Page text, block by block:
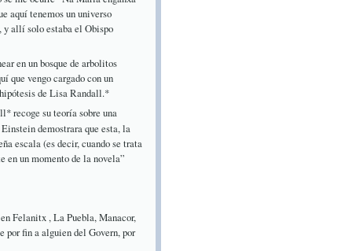
aquí tenemos un universo
y allí solo estaba el Obispo
en un bosque de arbolitos
que vengo cargado con un
de Lisa Randall.*
recoge su teoría sobre una
demostrara que esta, la
escala (es decir, cuando se trata
en un momento de la novela”
Felanitx , La Puebla, Manacor,
por fin a alguien del Govern, por